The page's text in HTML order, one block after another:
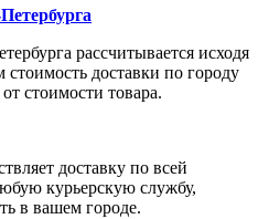
рассчитывается исходя
доставки по городу
стоимости товара.
доставку по всей
курьерскую службу,
в вашем городе.